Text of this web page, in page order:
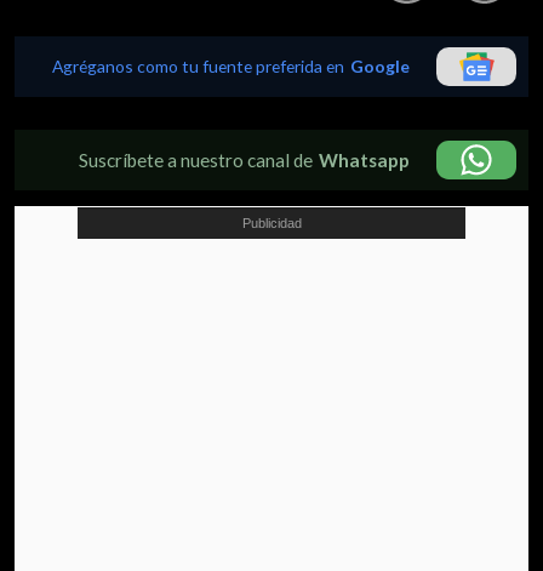
Agréganos como tu fuente preferida en Google
Suscríbete a nuestro canal de Whatsapp